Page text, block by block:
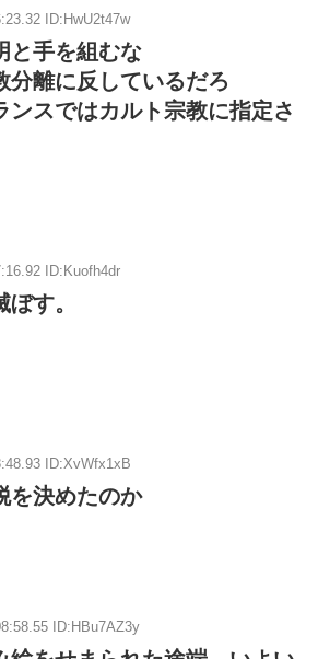
ID:HwU2t47w
と手を組むな
分離に反しているだろ
ンスではカルト宗教に指定さ
ID:Kuofh4dr
す。
ID:XvWfx1xB
を決めたのか
ID:HBu7AZ3y